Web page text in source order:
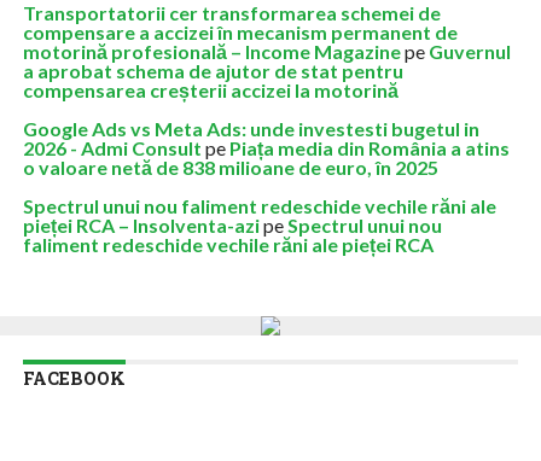
Transportatorii cer transformarea schemei de
compensare a accizei în mecanism permanent de
motorină profesională – Income Magazinepe Guvernul
a aprobat schema de ajutor de stat pentru
compensarea creșterii accizei la motorină
Google Ads vs Meta Ads: unde investesti bugetul in
2026 - Admi Consult pe Piața media din România a atins
o valoare netă de 838 milioane de euro, în 2025
Spectrul unui nou faliment redeschide vechile răni ale
pieței RCA – Insolventa-azipeSpectrul unui nou
faliment redeschide vechile răni ale pieței RCA
FACEBOOK